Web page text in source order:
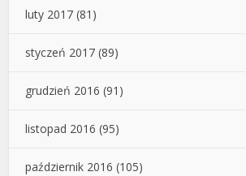
luty 2017 (81)
styczeń 2017 (89)
grudzień 2016 (91)
listopad 2016 (95)
październik 2016 (105)